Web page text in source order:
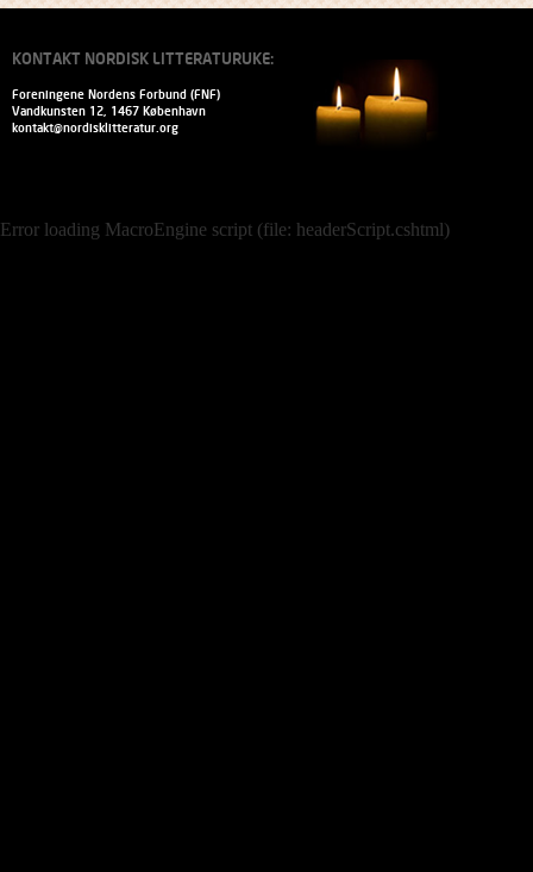
KONTAKT NORDISK LITTERATURUKE:
Foreningene Nordens Forbund (FNF)
Vandkunsten 12, 1467 København
kontakt@nordisklitteratur.org
Error loading MacroEngine script (file: headerScript.cshtml)